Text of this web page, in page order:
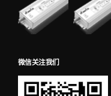
微信关注我们